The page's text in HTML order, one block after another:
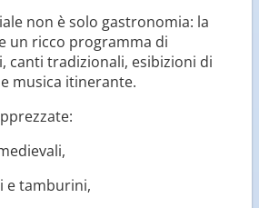
non è solo gastronomia: la
un ricco programma di
canti tradizionali, esibizioni di
musica itinerante.
e tamburini,